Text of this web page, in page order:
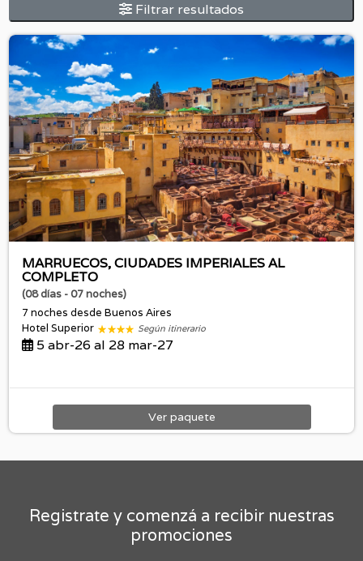
Filtrar resultados
MARRUECOS, CIUDADES IMPERIALES AL
COMPLETO
(08 días - 07 noches)
7 nochesdesde Buenos Aires
Hotel Superior
Según itinerario
5 abr-26 al 28 mar-27
Ver paquete
Registrate y comenzá a recibir nuestras
promociones